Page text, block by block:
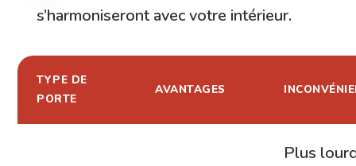
s’harmoniseront avec votre intérieur.
TYPE DE
PORTE
AVANTAGES
Plus